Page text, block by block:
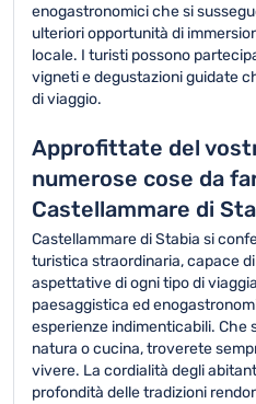
enogastronomici che si
ulteriori opportunità di
locale. I turisti possono
vigneti e degustazioni guidate
di viaggio.
Approfittate del
numerose cose da
Castellammare di
Castellammare di Stabia si
turistica straordinaria, capace
aspettative di ogni tipo di
paesaggistica ed
esperienze indimenticabili. Che
natura o cucina, troverete
vivere. La cordialità degli
profondità delle tradizioni